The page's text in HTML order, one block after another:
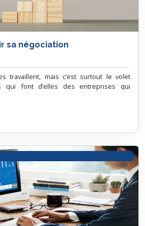
sa négociation
travaillent, mais c’est surtout le volet
qui font d’elles des entreprises qui